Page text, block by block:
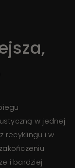
w jednej
recyklingu i w
i bardziej